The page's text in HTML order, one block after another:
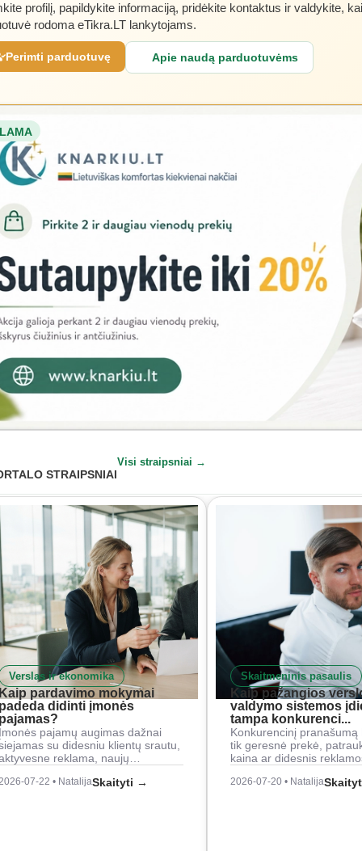
profilį, papildykite informaciją, pridėkite kontaktus ir valdykite,
rodoma eTikra.LT lankytojams.
Perimti parduotuvę Apie naudą parduotuvėms
STRAIPSNIAI
Visi straipsniai →
Verslas ir ekonomika
pardavimo mokymai
didinti įmonės
pajamų augimas dažnai
su didesniu klientų srautu,
reklama, naujų…
07-22 • NatalijaSkaityti →
Skaitmeninis pasaulis
Kaip pažangios
valdymo sistemos
tampa konkurenci...
Konkurencinį pranašumą
tik geresnė prekė,
kaina ar didesnis
2026-07-20 • Natalija